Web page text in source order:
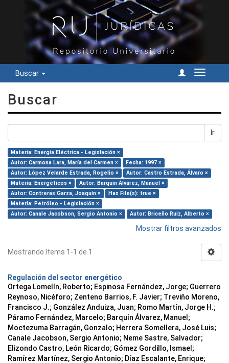
Buscar
Cambiar
Buscar
Ir
Materia: Energía Eléctrica - Legislación ×
Autor: Carmona Lara, María del Carmen ×
Fecha: 1997 ×
Autor: López Velarde Estrada, Rogelio ×
Autor: Castro Estrada, Álvaro ×
Materia: Energéticos ×
Autor: Barquín Álvarez, Manuel ×
Autor: Contreras Garza, Joaquín ×
Has File(s): true ×
Materia: Petróleo - Legislación ×
Autor: Canale Jacobson, Sergio Antonio ×
Autor: Briceño Ruiz, Alberto ×
Mostrar filtros avanzados
Mostrando ítems 1-1 de 1
Regulación del sector energético
Ortega Lomelín, Roberto; Espinosa Fernández, Jorge; Guerrero
Reynoso, Nicéforo; Zenteno Barrios, F. Javier; Treviño Moreno,
Francisco J.; González Anduiza, Juan; Romo Martín, Jorge H.;
Páramo Fernández, Marcelo; Barquín Álvarez, Manuel;
Moctezuma Barragán, Gonzalo; Herrera Somellera, José Luis;
Canale Jacobson, Sergio Antonio; Neme Sastre, Salvador;
Elizondo Castro, León Ricardo; Gómez Gordillo, Ismael;
Ramírez Martínez, Sergio Antonio; Díaz Escalante, Enrique;